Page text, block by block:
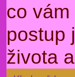
co
postup
života